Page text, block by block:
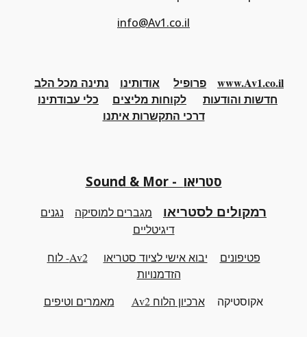
info@Av1.co.il
www.Av1.co.il פרופיל אודותינו
נתינה מכל הלב
חדשות והודעות
לקוחות מליצים כלי עבודתינו
דרכי התקשרות איתנו
Sound & Mor - סטריאו
רמקולים לסטריאו מגברים למוסיקה
נגנים
דיגיטליים
פטיפונים יבוא אישי לציוד סטריאו
Av2- לוח
הזדמנויות
אקוסטיקהארכיון הלוח Av2 מאמרים וטיפים